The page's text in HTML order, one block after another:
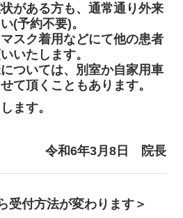
がある方も、通常通り外来
(予約不要)。
スク着用などにて他の患者
いたします。
ついては、別室か自家用車
て頂くこともあ ります。
ます。
令和6年3月8日 院長
受付方法が変わります＞